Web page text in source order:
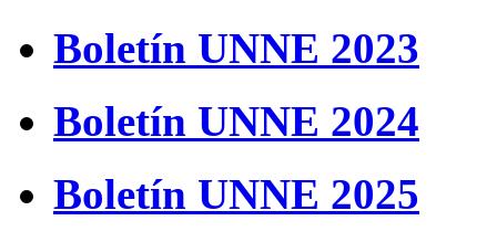
Boletín UNNE 2023
Boletín UNNE 2024
Boletín UNNE 2025